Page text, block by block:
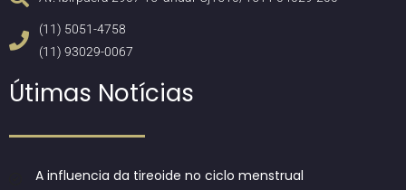
(11) 5051-4758
(11) 93029-0067
Útimas Notícias
A influencia da tireoide no ciclo menstrual